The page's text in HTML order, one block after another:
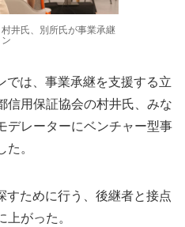
井氏、別所氏が事業承継
は、事業承継を支援する立
信用保証協会の村井氏、みな
デレーターにベンチャー型事
。
ために行う、後継者と接点
がった。